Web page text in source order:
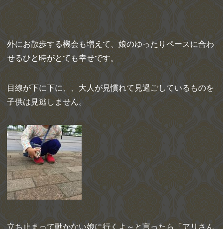
外にお散歩する機会も増えて、娘のゆったりペースに合わ
せるひと時がとても幸せです。
目線が下に下に、、大人が見慣れて見過ごしているものを
子供は見逃しません。
立ち止まって動かない娘に行くよ～と言ったら「アリさん